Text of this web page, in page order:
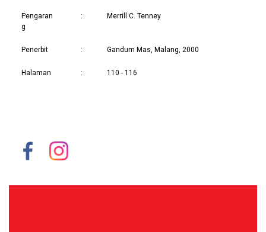
Pengaran
g
: Merrill C. Tenney
Penerbit : Gandum Mas, Malang, 2000
Halaman : 110 - 116